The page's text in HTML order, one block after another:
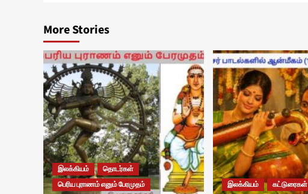
More Stories
இலக்கியம்
தொடர்கள்
பெரிய புராணம் எனும் பேரமுதம்
இலக்கியம் கட்டுரைகள்